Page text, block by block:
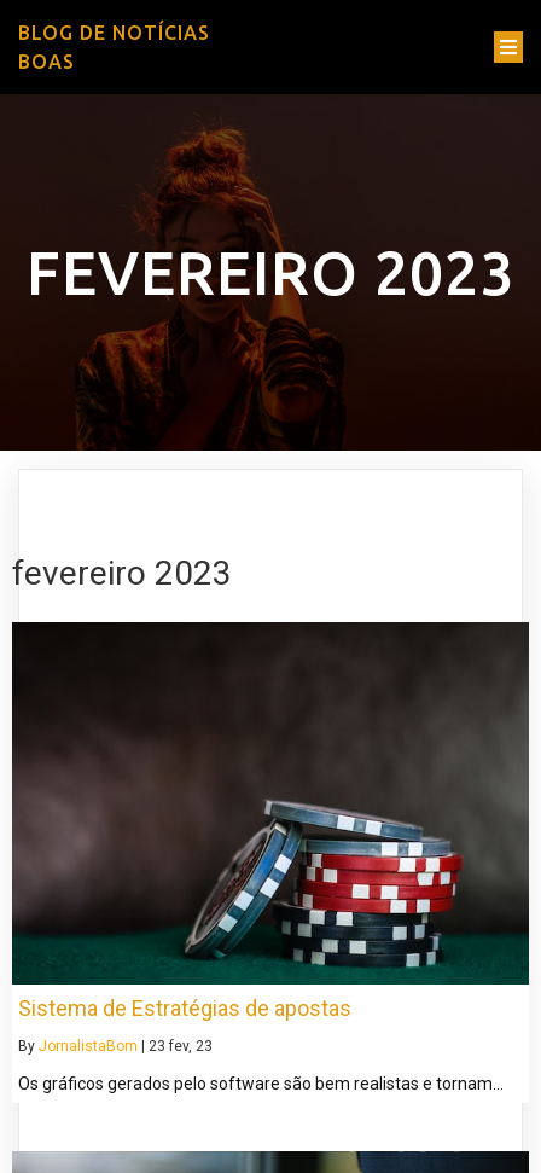
BLOG DE NOTÍCIAS
BOAS
FEVEREIRO 2023
fevereiro 2023
Sistema de Estratégias de apostas
By JornalistaBom | 23 fev, 23
Os gráficos gerados pelo software são bem realistas e tornam…